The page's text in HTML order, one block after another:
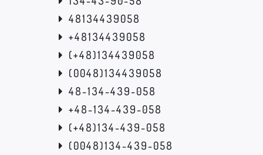
48134439058
+48134439058
(+48)134439058
(0048)134439058
48-134-439-058
+48-134-439-058
(+48)134-439-058
(0048)134-439-058